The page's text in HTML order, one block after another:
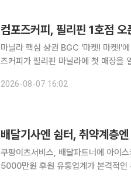
컴포즈커피, 필리핀 1호점
마닐라 핵심 상권 BGC '마켓! 마켓!'에
즈커피가 필리핀 마닐라에 첫 매장을
(BGC)에 위치한 복합상업시설 '마켓!
2026-08-07 16:02
배달기사엔 쉼터, 취약계층
쿠팡이츠서비스, 배달파트너에 아이
5000만원 후원 유통업계가 본격적인 폭염이 시작되면서 배달 파트너, 취약계층을 돕는 다양한 혹